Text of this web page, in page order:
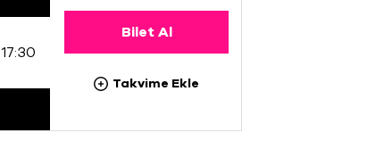
17:30
Bilet Al
Takvime Ekle